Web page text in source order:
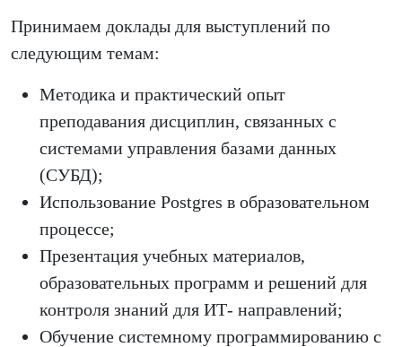
Принимаем доклады для выступлений по
следующим темам:
Методика и практический опыт
преподавания дисциплин, связанных с
системами управления базами данных
(СУБД);
Использование Postgres в образовательном
процессе;
Презентация учебных материалов,
образовательных программ и решений для
контроля знаний для ИТ- направлений;
Обучение системному программированию с